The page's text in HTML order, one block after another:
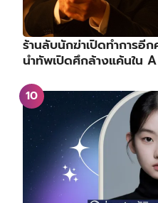
ร้านลับนักฆ่าเปิดทำการ
นำทัพเปิดศึกล้างแค้นใน